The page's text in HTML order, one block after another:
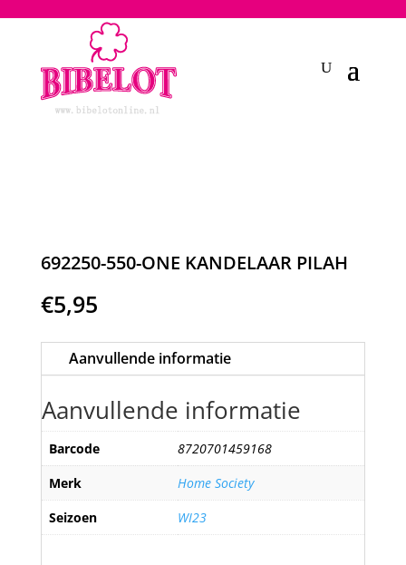
692250-550-ONE KANDELAAR PILAH
€5,95
Aanvullende informatie
Aanvullende informatie
Barcode
8720701459168
Merk
Home Society
Seizoen
WI23